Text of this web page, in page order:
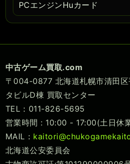
PCエンジンHuカード
中古ゲーム買取.com
〒004-0877 北海道札幌市清田
タビルD棟 買取センター
TEL：011-826-5695
営業時間 : 10:00 - 17:00(土日休業
MAIL：
北海道公安委員会